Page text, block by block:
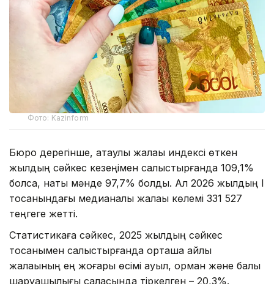
Фото: Kazinform
Бюро дерегінше, атаулы жалақы индексі өткен
жылдың сәйкес кезеңімен салыстырғанда 109,1%
болса, нақты мәнде 97,7% болды. Ал 2026 жылдың I
тоқсанындағы медианалық жалақы көлемі 331 527
теңгеге жетті.
Статистикаға сәйкес, 2025 жылдың сәйкес
тоқсанымен салыстырғанда орташа айлық
жалақының ең жоғары өсімі ауыл, орман және балық
шаруашылығы саласында тіркелген – 20,3%.